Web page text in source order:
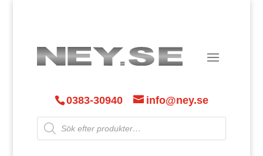
0383-30940 info@ney.se
Products
search